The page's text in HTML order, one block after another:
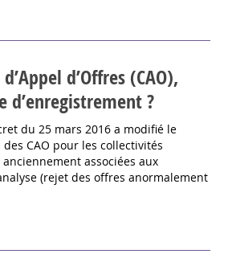
d’Offres (CAO),
d’enregistrement ?
du 25 mars 2016 a modifié le
CAO pour les collectivités
associées aux
(rejet des offres anormalement